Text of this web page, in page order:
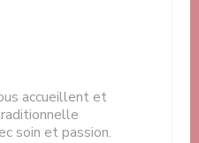
accueillent et
soin et passion.